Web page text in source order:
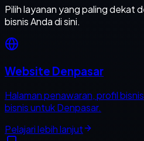
Pilih layanan yang paling dekat
bisnis Anda di sini.
Website Denpasar
Halaman penawaran, profil
bisnis untuk Denpasar.
Pelajari lebih lanjut